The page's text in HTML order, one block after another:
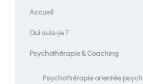
Accueil
Qui suis-je ?
Psychothérapie & Coaching
Psychothérapie orientée